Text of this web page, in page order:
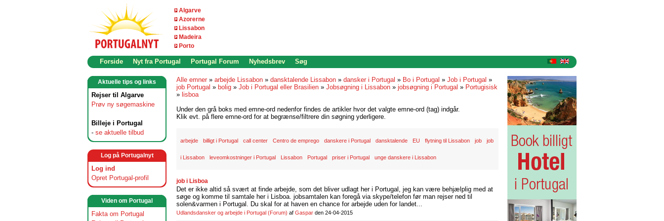
Algarve
Azorerne
Lissabon
Madeira
Porto
Forside Nyt fra Portugal Portugal Forum Nyhedsbrev Søg
Aktuelle tips og links
Rejser til Algarve
Prøv ny søgemaskine
Billeje i Portugal
- se aktuelle tilbud
Log på Portugalnyt
Log ind
Opret Portugal-profil
Viden om Portugal
Fakta om Portugal
Alle emner » arbejde Lissabon » dansktalende Lissabon » dansker i Portugal » Bo i Portugal » Job i Portugal »
job Portugal » bolig » Job i Portugal eller Brasilien » Jobsøgning i Lissabon » jobsøgning i Portugal » Portugisisk
» lisboa
Under den grå boks med emne-ord nedenfor findes de artikler hvor det valgte emne-ord (tag) indgår.
Klik evt. på flere emne-ord for at begrænse/filtrere din søgning yderligere.
arbejde billigt i Portugal call center Centro de emprego danskere i Portugal dansktalende EU flytning til Lissabon job job
i Lissabon leveomkostninger i Portugal Lissabon Portugal priser i Portugal unge danskere i Lissabon
job i Lisboa
Det er ikke altid så svært at finde arbejde, som det bliver udlagt her i Portugal, jeg kan være behjælplig med at
søge og komme til samtale her i Lisboa. jobsamtalen kan foregå via skype/telefon før man rejser ned til
solen&varmen i Portugal. Du skal for at haven en chance for arbejde uden for landet...
Udlandsdansker og arbejde i Portugal (Forum) af Gaspar den 24-04-2015